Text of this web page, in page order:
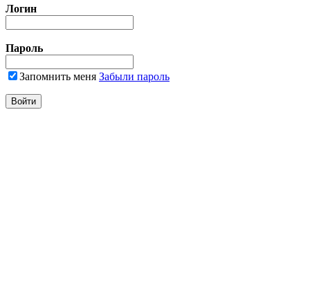
Логин
Пароль
Запомнить меня Забыли пароль